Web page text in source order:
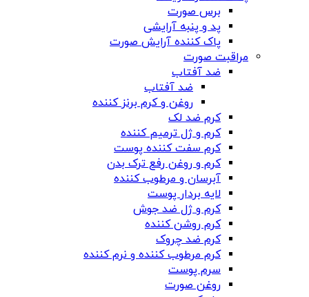
برس صورت
پد و پنبه آرایشی
پاک کننده آرایش صورت
مراقبت صورت
ضد آفتاب
ضد آفتاب
روغن و کرم برنز کننده
کرم ضد لک
کرم و ژل ترمیم کننده
کرم سفت کننده پوست
کرم و روغن رفع ترک بدن
آبرسان و مرطوب کننده
لایه بردار پوست
کرم و ژل ضد جوش
کرم روشن کننده
کرم ضد چروک
کرم مرطوب کننده و نرم کننده
سرم پوست
روغن صورت